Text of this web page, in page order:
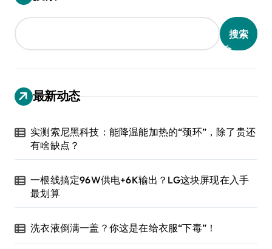
搜索
最新动态
实测索尼黑科技：能降温能加热的“颈环”，除了贵还
有啥缺点？
一根线搞定96W供电+6K输出？LG这块屏现在入手
最划算
洗衣液倒满一盖？你这是在给衣服“下毒”！